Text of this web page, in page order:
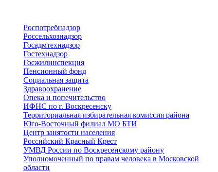
Роспотребнадзор
Россельхознадзор
Госадмтехнадзор
Гостехнадзор
Госжилинспекция
Пенсионный фонд
Социальная защита
Здравоохранение
Опека и попечительство
ИФНС по г. Воскресенску
Территориальная избирательная комиссия района
Юго-Восточный филиал МО БТИ
Центр занятости населения
Российский Красный Крест
УМВД России по Воскресенскому району
Уполномоченный по правам человека в Московской
области